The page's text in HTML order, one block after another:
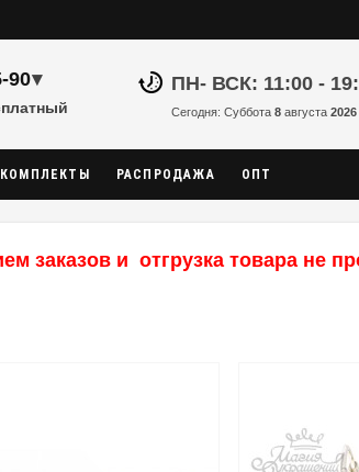
90▾ ПН- ВСК: 11:00 -
Сегодня: Суббота 8 августа 2026
КОМПЛЕКТЫ РАСПРОДАЖА ОПТ
заказов и отгрузка товара не